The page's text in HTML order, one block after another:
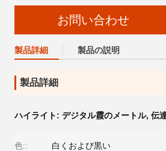
お問い合わせ
製品詳細 製品の説明
製品詳細
ハイライト: デジタル霞のメートル, 伝
色:: 白くおよび黒い